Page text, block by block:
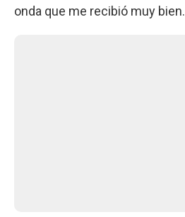
onda que me recibió muy bien.